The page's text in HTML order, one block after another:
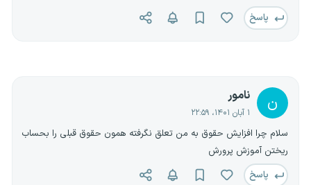
خواهد رسید.
مساله بعدی زمان آغاز اجراست؛ نمایندگان مجلس زمان اجرا را مهر
مهر را نیز دریافت خواهند کرد.
پاسخ
ن نامور
۱ آبان ۱۴۰۱، ۲۲:۵۹
سلام چرا افزایش حقوق به من تعلق نگرفته همون حقوق قبلی را بحساب
ریختن آموزش پرورش
پاسخ